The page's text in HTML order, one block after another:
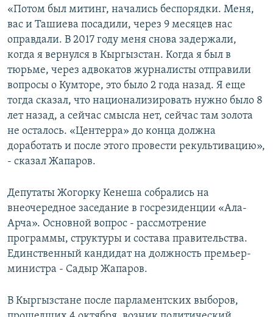
«Потом был митинг, начались беспорядки. Меня,
вас и Ташиева посадили, через 9 месяцев нас
оправдали. В 2017 году меня снова задержали,
когда я вернулся в Кыргызстан. Когда я был в
тюрьме, через адвокатов журналисты отправили
вопросы о Кумторе, это было 2 года назад. Я еще
тогда сказал, что национализировать нужно было 8
лет назад, а сейчас смысла нет, сейчас там золота
не осталось. «Центерра» до конца должна
доработать и после этого провести рекультивацию»,
- сказал Жапаров.
Депутаты Жогорку Кенеша собрались на
внеочередное заседание в госрезиденции «Ала-
Арча». Основной вопрос - рассмотрение
программы, структуры и состава правительства.
Единственный кандидат на должность премьер-
министра - Садыр Жапаров.
В Кыргызстане после парламентских выборов,